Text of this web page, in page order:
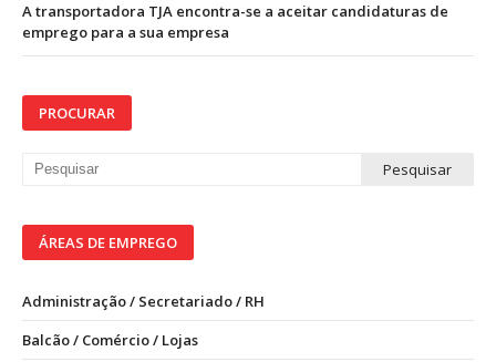
A transportadora TJA encontra-se a aceitar candidaturas de
emprego para a sua empresa
PROCURAR
ÁREAS DE EMPREGO
Administração / Secretariado / RH
Balcão / Comércio / Lojas